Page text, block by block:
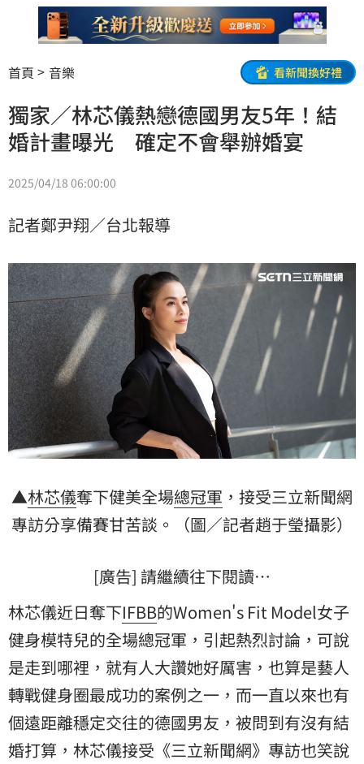
首頁 音樂 看新聞換好禮
獨家／林芯儀熱戀德國男友5年！結
婚計畫曝光 確定不會舉辦婚宴
2025/04/18 06:00:00
記者鄭尹翔／台北報導
▲林芯儀奪下健美全場總冠軍 ，接受三立新聞網
專訪分享備賽甘苦談。（圖／記者趙于瑩攝影）
[廣告] 請繼續往下閱讀…
林芯儀近日奪下IFBB的Women's Fit Model女子
健身模特兒的全場總冠軍，引起熱烈討論，可說
是走到哪裡，就有人大讚她好厲害，也算是藝人
轉戰健身圈最成功的案例之一，而一直以來也有
個遠距離穩定交往的德國男友，被問到有沒有結
婚打算，林芯儀接受《三立新聞網》專訪也笑說